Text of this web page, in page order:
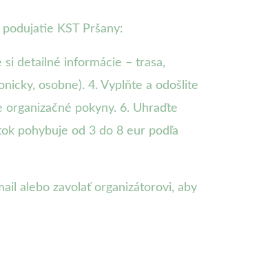
KST Pršany:
si detailné informácie – trasa,
osobne). 4. Vyplňte a odošlite
pokyny. 6. Uhraďte
pohybuje od 3 do 8 eur podľa
alebo zavolať organizátorovi, aby